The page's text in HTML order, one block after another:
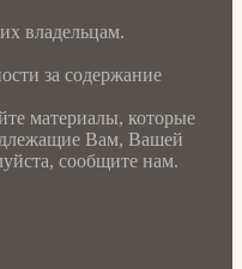
владельцам.
за содержание
материалы, которые
Вам, Вашей
сообщите нам.